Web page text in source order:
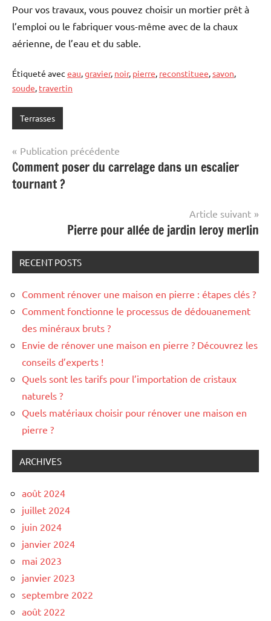
Pour vos travaux, vous pouvez choisir un mortier prêt à
l’emploi ou le fabriquer vous-même avec de la chaux
aérienne, de l’eau et du sable.
Étiqueté avec eau,gravier, noir, pierre, reconstituee,savon,
soude, travertin
Terrasses
Navigation
de
l’article
Publication précédente
Comment poser du carrelage dans un escalier
tournant ?
Article suivant
Pierre pour allée de jardin leroy merlin
RECENT POSTS
Comment rénover une maison en pierre : étapes clés ?
Comment fonctionne le processus de dédouanement
des minéraux bruts ?
Envie de rénover une maison en pierre ? Découvrez les
conseils d’experts !
Quels sont les tarifs pour l’importation de cristaux
naturels ?
Quels matériaux choisir pour rénover une maison en
pierre ?
ARCHIVES
août 2024
juillet 2024
juin 2024
janvier 2024
mai 2023
janvier 2023
septembre 2022
août 2022